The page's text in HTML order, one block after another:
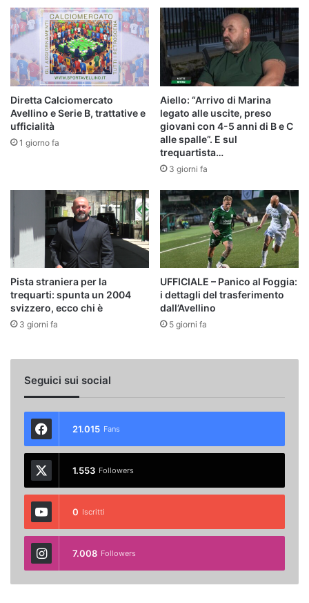
Diretta Calciomercato
Avellino e Serie B, trattative e
ufficialità
1 giorno fa
Aiello: “Arrivo di Marina
legato alle uscite, preso
giovani con 4-5 anni di B e C
alle spalle”. E sul
trequartista…
3 giorni fa
Pista straniera per la
trequarti: spunta un 2004
svizzero, ecco chi è
3 giorni fa
UFFICIALE – Panico al Foggia:
i dettagli del trasferimento
dall’Avellino
5 giorni fa
Seguici sui social
21.015 Fans
1.553 Followers
0 Iscritti
7.008 Followers